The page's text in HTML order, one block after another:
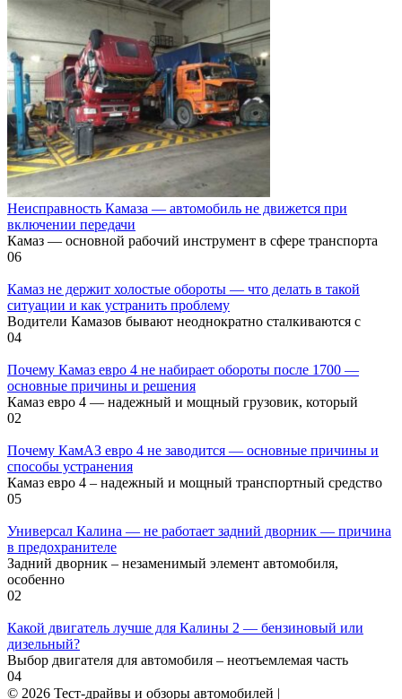
Неисправность Камаза — автомобиль не движется при
включении передачи
Камаз — основной рабочий инструмент в сфере транспорта
06
Камаз не держит холостые обороты — что делать в такой
ситуации и как устранить проблему
Водители Камазов бывают неоднократно сталкиваются с
04
Почему Камаз евро 4 не набирает обороты после 1700 —
основные причины и решения
Камаз евро 4 — надежный и мощный грузовик, который
02
Почему КамАЗ евро 4 не заводится — основные причины и
способы устранения
Камаз евро 4 – надежный и мощный транспортный средство
05
Универсал Калина — не работает задний дворник — причина
в предохранителе
Задний дворник – незаменимый элемент автомобиля,
особенно
02
Какой двигатель лучше для Калины 2 — бензиновый или
дизельный?
Выбор двигателя для автомобиля – неотъемлемая часть
04
© 2026 Тест-драйвы и обзоры автомобилей |